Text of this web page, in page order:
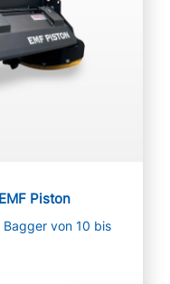
Piston
von 10 bis